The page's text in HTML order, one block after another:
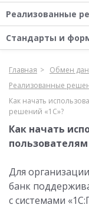
Реализованные
Стандарты и
Главная
Обмен
Реализованные
Как начать
решений «1С»?
Как начать
Для
банк
с системами